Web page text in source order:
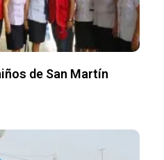
de San Martín